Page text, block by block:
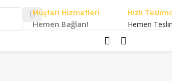
Müşteri Hizmetleri
Hemen Bağlan!
Hızlı
Hemen